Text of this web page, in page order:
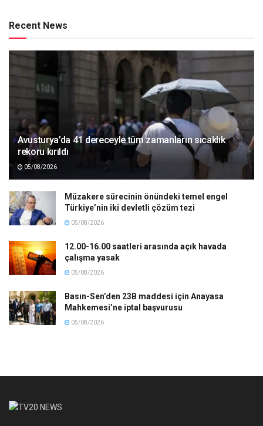
Recent News
Avusturya’da 41 dereceyle tüm zamanların sıcaklık
rekoru kırıldı
05/08/2026
Müzakere sürecinin önündeki temel engel
Türkiye’nin iki devletli çözüm tezi
05/08/2026
12.00-16.00 saatleri arasında açık havada
çalışma yasak
05/08/2026
Basın-Sen’den 23B maddesi için Anayasa
Mahkemesi’ne iptal başvurusu
05/08/2026